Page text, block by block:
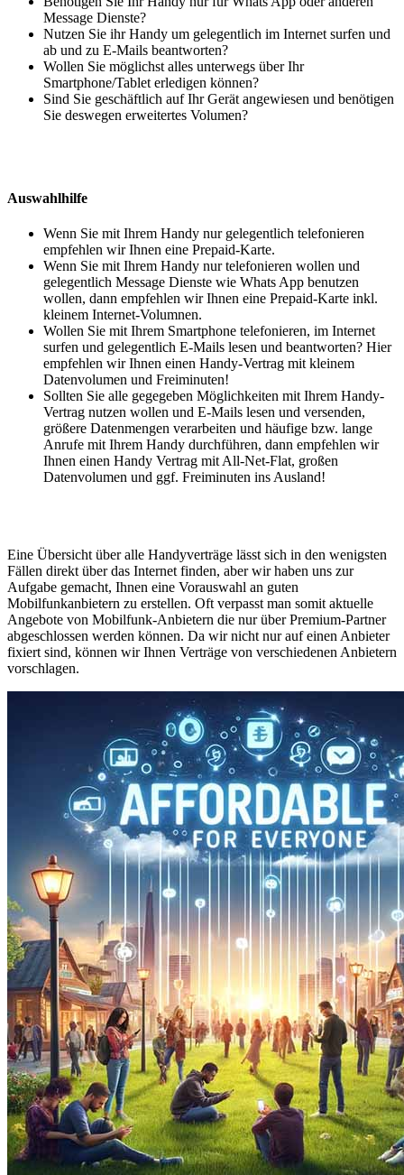
Message Dienste?
Nutzen Sie ihr Handy um gelegentlich im Internet surfen und
ab und zu E-Mails beantworten?
Wollen Sie möglichst alles unterwegs über Ihr
Smartphone/Tablet erledigen können?
Sind Sie geschäftlich auf Ihr Gerät angewiesen und benötigen
Sie deswegen erweitertes Volumen?
Auswahlhilfe
Wenn Sie mit Ihrem Handy nur gelegentlich telefonieren
empfehlen wir Ihnen eine Prepaid-Karte.
Wenn Sie mit Ihrem Handy nur telefonieren wollen und
gelegentlich Message Dienste wie Whats App benutzen
wollen, dann empfehlen wir Ihnen eine Prepaid-Karte inkl.
kleinem Internet-Volumnen.
Wollen Sie mit Ihrem Smartphone telefonieren, im Internet
surfen und gelegentlich E-Mails lesen und beantworten? Hier
empfehlen wir Ihnen einen Handy-Vertrag mit kleinem
Datenvolumen und Freiminuten!
Sollten Sie alle gegegeben Möglichkeiten mit Ihrem Handy-
Vertrag nutzen wollen und E-Mails lesen und versenden,
größere Datenmengen verarbeiten und häufige bzw. lange
Anrufe mit Ihrem Handy durchführen, dann empfehlen wir
Ihnen einen Handy Vertrag mit All-Net-Flat, großen
Datenvolumen und ggf. Freiminuten ins Ausland!
Eine Übersicht über alle Handyverträge lässt sich in den wenigsten
Fällen direkt über das Internet finden, aber wir haben uns zur
Aufgabe gemacht, Ihnen eine Vorauswahl an guten
Mobilfunkanbietern zu erstellen. Oft verpasst man somit aktuelle
Angebote von Mobilfunk-Anbietern die nur über Premium-Partner
abgeschlossen werden können. Da wir nicht nur auf einen Anbieter
fixiert sind, können wir Ihnen Verträge von verschiedenen Anbietern
vorschlagen.